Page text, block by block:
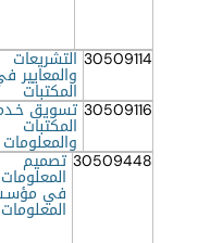
30509114 التشريعات
والمعايير
المكتبات
30509116 تسويق
المكتبات
والمعلومات
30509448 تصميم
المعلومات
في
المعلومات